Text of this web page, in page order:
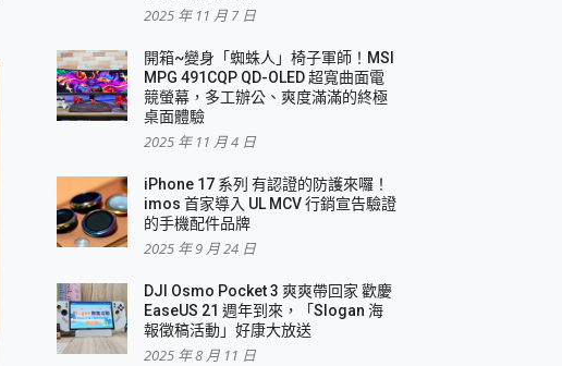
2025 年 11 月 7 日
開箱~變身「蜘蛛人」椅子軍師！MSI
MPG 491CQP QD-OLED 超寬曲面電
競螢幕，多工辦公、爽度滿滿的終極
桌面體驗
2025 年 11 月 4 日
iPhone 17 系列 有認證的防護來囉！
imos 首家導入 UL MCV 行銷宣告驗證
的手機配件品牌
2025 年 9 月 24 日
DJI Osmo Pocket 3 爽爽帶回家 歡慶
EaseUS 21 週年到來，「Slogan 海
報徵稿活動」好康大放送
2025 年 8 月 11 日